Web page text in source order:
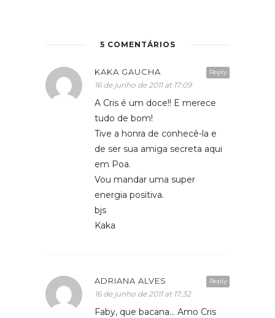
5 COMENTÁRIOS
Reply
KAKA GAUCHA
16 de junho de 2011 at 17:09
A Cris é um doce!! E merece
tudo de bom!
Tive a honra de conhecê-la e
de ser sua amiga secreta aqui
em Poa.
Vou mandar uma super
energia positiva.
bjs
Kaka
Reply
ADRIANA ALVES
16 de junho de 2011 at 17:32
Faby, que bacana… Amo Cris